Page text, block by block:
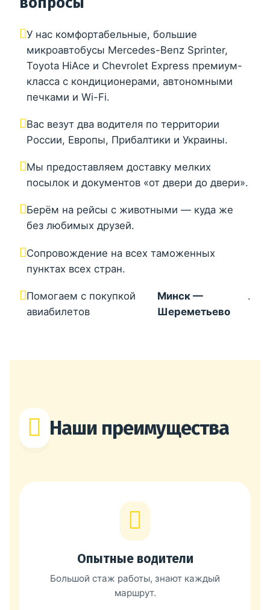
У нас комфортабельные, большие
микроавтобусы Mercedes-Benz Sprinter,
Toyota HiAce и Chevrolet Express премиум-
класса с кондиционерами, автономными
печками и Wi-Fi.
Вас везут два водителя по территории
России, Европы, Прибалтики и Украины.
Мы предоставляем доставку мелких
посылок и документов «от двери до двери».
Берём на рейсы с животными — куда же
без любимых друзей.
Сопровождение на всех таможенных
пунктах всех стран.
Помогаем с покупкой
авиабилетов
Минск —
Шереметьево
.
Наши преимущества
Опытные водители
Большой стаж работы, знают каждый
маршрут.